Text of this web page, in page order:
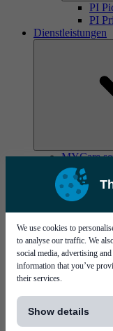
We use cookies to
to analyse our traffic. We
social media, advertising
information that you’ve
their services.
Show details
PI
PI
Dienstleistungen
MYCare